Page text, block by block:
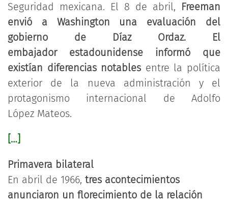
Seguridad mexicana. El 8 de abril, Freeman
envió a Washington una evaluación del
gobierno de Díaz Ordaz. El
embajador estadounidense informó que
existían diferencias notables entre la política
exterior de la nueva administración y el
protagonismo internacional de Adolfo
López Mateos.
[…]
Primavera bilateral
En abril de 1966, tres acontecimientos
anunciaron un florecimiento de la relación